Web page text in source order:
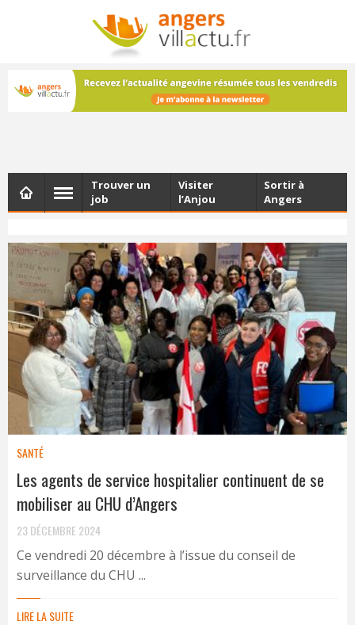
NEWSLETTER
Les dernières actualités d'Angers, chaque vendredi dans
votre boîte e-mail
Trouver un
job
Visiter
l’Anjou
Sortir à
Angers
SANTÉ
Les agents de service hospitalier continuent de se
mobiliser au CHU d’Angers
23 DÉCEMBRE 2024
Ce vendredi 20 décembre à l’issue du conseil de
surveillance du CHU ...
LIRE LA SUITE